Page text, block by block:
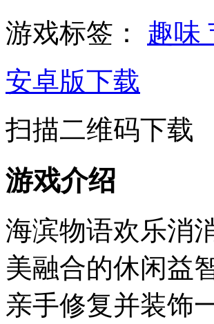
游戏标签： 趣味
安卓版下载
扫描二维码下载
游戏介绍
海滨物语欢乐消
美融合的休闲益
亲手修复并装饰